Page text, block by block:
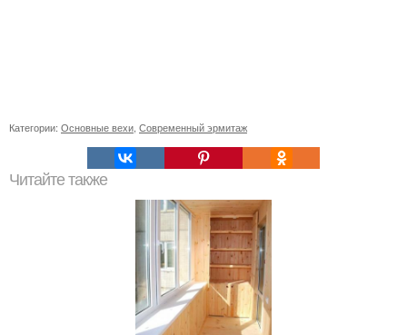
Категории: Основные вехи Современный эрмитаж
Читайте также